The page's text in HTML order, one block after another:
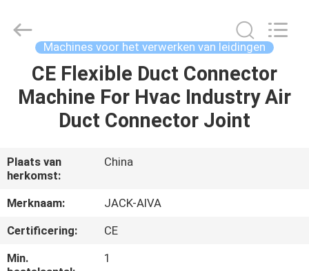
THUIS
PRODUCTEN
OVER
ONS
FABRIEKSTOCHT
AIVA
MACHINERY
Machines voor het verwerken van leidingen
CE Flexible Duct Connector
Machine For Hvac Industry Air
Duct Connector Joint
Plaats van
herkomst:
China
Merknaam:
JACK-AIVA
Certificering:
CE
Min.
1